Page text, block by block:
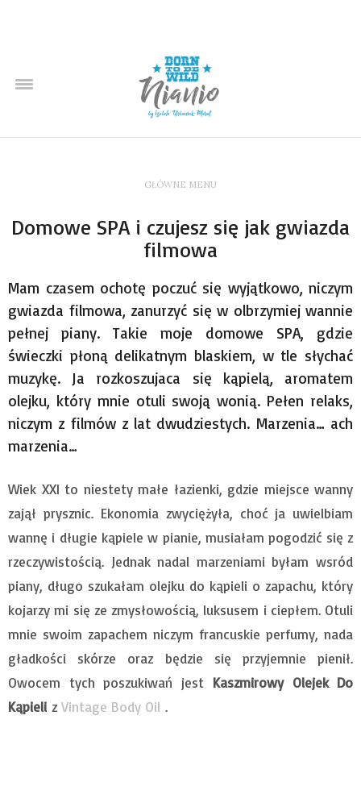
GŁÓWNE MENU
Domowe SPA i czujesz się jak gwiazda
filmowa
Mam czasem ochotę poczuć się wyjątkowo, niczym
gwiazda filmowa, zanurzyć się w olbrzymiej wannie
pełnej piany. Takie moje domowe SPA, gdzie
świeczki płoną delikatnym blaskiem, w tle słychać
muzykę. Ja rozkoszujaca się kąpielą, aromatem
olejku, który mnie otuli swoją wonią. Pełen relaks,
niczym z filmów z lat dwudziestych. Marzenia… ach
marzenia…
Wiek XXI to niestety małe łazienki, gdzie miejsce wanny
zajął prysznic. Ekonomia zwyciężyła, choć ja uwielbiam
wannę i długie kąpiele w pianie, musiałam pogodzić się z
rzeczywistością. Jednak nadal marzeniami byłam wsród
piany, długo szukałam olejku do kąpieli o zapachu, który
kojarzy mi się ze zmysłowością, luksusem i ciepłem. Otuli
mnie swoim zapachem niczym francuskie perfumy, nada
gładkości skórze oraz będzie się przyjemnie pienił.
Owocem tych poszukiwań jest Kaszmirowy Olejek Do
Kąpieli z Vintage Body Oil .